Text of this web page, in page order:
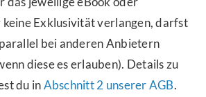
Exklusivität verlangen, darfst
bei anderen Anbietern
diese es erlauben). Details zu
du inAbschnitt 2 unserer AGB.